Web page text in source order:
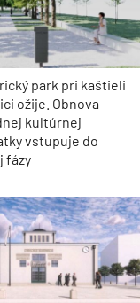
park pri kaštieli
ožije. Obnova
kultúrnej
vstupuje do
fázy